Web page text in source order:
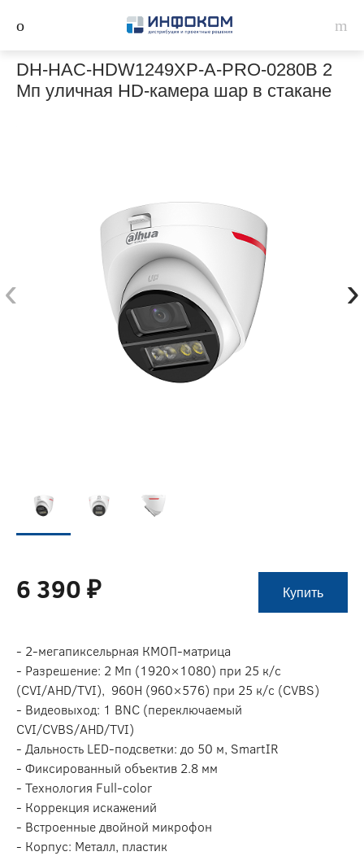
DH-HAC-HDW1249XP-A-PRO-0280B 2
Мп уличная HD-камера шар в стакане
‹ ›
6 390 ₽ Купить
- 2-мегапиксельрная КМОП-матрица
- Разрешение: 2 Мп (1920×1080) при 25 к/c
(CVI/AHD/TVI), 960H (960×576) при 25 к/с (CVBS)
- Видеовыход: 1 BNC (переключаемый
CVI/CVBS/AHD/TVI)
- Дальность LED-подсветки: до 50 м, SmartIR
- Фиксированный объектив 2.8 мм
- Технология Full-color
- Коррекция искажений
- Встроенные двойной микрофон
- Корпус: Металл, пластик